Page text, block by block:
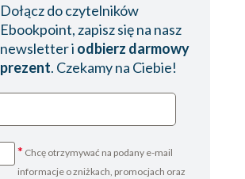
Dołącz do czytelników
Ebookpoint, zapisz się na nasz
newsletter i odbierz darmowy
prezent. Czekamy na Ciebie!
* Chcę otrzymywać na podany e-mail
informacje o zniżkach, promocjach oraz